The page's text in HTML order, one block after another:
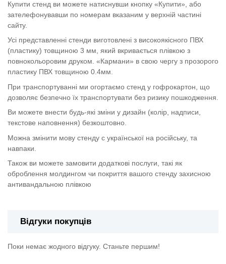
Купити стенд ви можете натиснувши кнопку «Купити», або
зателефонувавши по номерам вказаним у верхній частині
сайту.
Усі представленні стенди виготовлені з високоякісного ПВХ
(пластику) товщиною 3 мм, який вкривається плівкою з
повнокольоровим друком. «Кармани» в свою чергу з прозорого
пластику ПВХ товщиною 0.4мм.
При транспортуванні ми огортаємо стенд у гофрокартон, що
дозволяє безпечно їх транспортувати без ризику пошкодження.
Ви можете внести будь-які зміни у дизайн (колір, надписи,
текстове наповнення) безкоштовно.
Можна змінити мову стенду с української на російську, та
навпаки.
Також ви можете замовити додаткові послуги, такі як
оброблення молдингом чи покриття вашого стенду захисною
антивандальною плівкою
Відгуки покупців
Поки немає жодного відгуку. Станьте першим!